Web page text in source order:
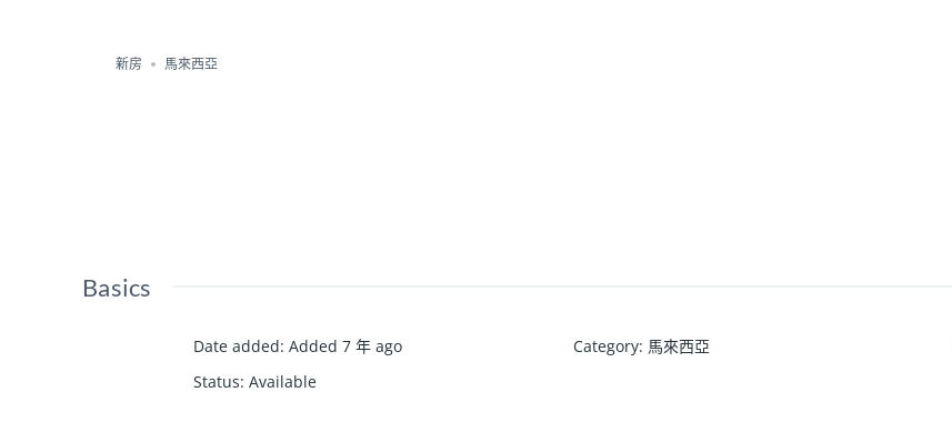
新房 馬來西亞
Basics
Date added: Added 7 年 ago Category: 馬來西亞
Status: Available